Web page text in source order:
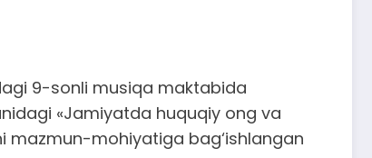
9-sonli musiqa maktabida
«Jamiyatda huquqiy ong va
mazmun-mohiyatiga bag‘ishlangan